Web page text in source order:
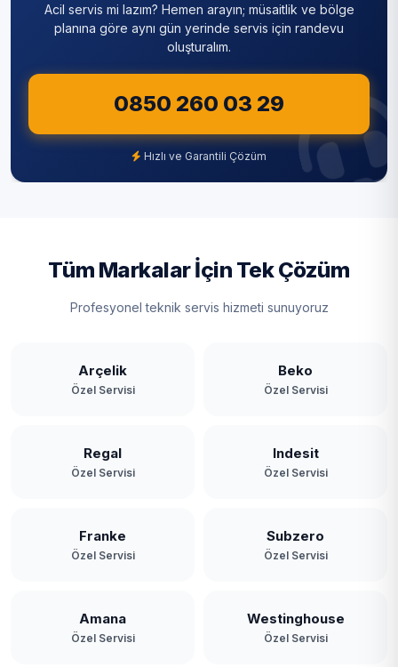
Sultanbeyli
Şişli
Tuzla
Üsküdar
Zeytinburnu
Acil servis mi lazım? Hemen arayın; müsaitlik ve bölge
planına göre aynı gün yerinde servis için randevu
oluşturalım.
0850 260 03 29
Hızlı ve Garantili Çözüm
Tüm Markalar İçin Tek Çözüm
Profesyonel teknik servis hizmeti sunuyoruz
Arçelik
Özel Servisi
Beko
Özel Servisi
Regal
Özel Servisi
Indesit
Özel Servisi
Franke
Özel Servisi
Subzero
Özel Servisi
Amana
Özel Servisi
Westinghouse
Özel Servisi